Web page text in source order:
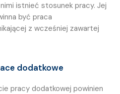
istnieć stosunek pracy. Jej
być praca
z wcześniej zawartej
dodatkowe
pracy dodatkowej powinien